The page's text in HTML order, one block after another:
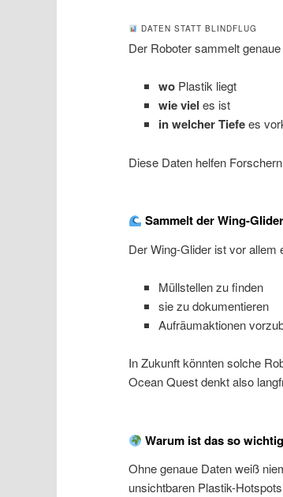
DATEN STATT BLINDFLUG
Der Roboter sammelt
woPlastik liegt
wie viel es ist
in welcher Tiefees
Diese Daten helfen
Sammelt der Wing-
Der Wing-Glider ist vor allem
Müllstellen zu finden
sie zu dokumentieren
Aufräumaktionen
In Zukunft könnten solche
Ocean Quest denkt also
Warum ist das so
Ohne genaue Daten weiß
unsichtbaren Plastik-